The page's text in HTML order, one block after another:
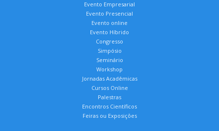
Evento Empresarial
Evento Presencial
Evento online
Evento Híbrido
Congresso
Simpósio
Seminário
Workshop
Jornadas Acadêmicas
Cursos Online
Palestras
Encontros Científicos
Feiras ou Exposições